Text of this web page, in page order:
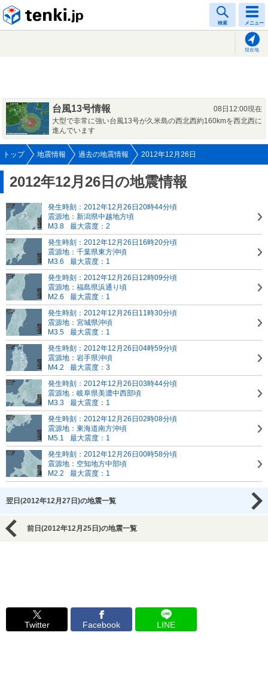
検索 メニュー
現在地
台風13号情報
08日12:00現在
大型で非常に強い台風13号が久米島の西北西約160kmを西北西に
進んでいます
トップ 地震情報 過去の地震情報 2012年12月26日
2012年12月26日の地震情報
発生時刻：2012年12月26日20時44分頃
震源地：新潟県中越地方頃
M3.8
最大震度：2
発生時刻：2012年12月26日16時20分頃
震源地：千葉県東方沖頃
M3.6
最大震度：1
発生時刻：2012年12月26日12時09分頃
震源地：福島県浜通り頃
M2.6
最大震度：1
発生時刻：2012年12月26日11時30分頃
震源地：宮城県沖頃
M3.5
最大震度：1
発生時刻：2012年12月26日04時59分頃
震源地：岩手県沖頃
M4.2
最大震度：3
発生時刻：2012年12月26日03時44分頃
震源地：岐阜県美濃中西部頃
M3.3
最大震度：1
発生時刻：2012年12月26日02時08分頃
震源地：東海道南方沖頃
M5.1
最大震度：1
発生時刻：2012年12月26日00時58分頃
震源地：空知地方中部頃
M2.2
最大震度：1
翌日(2012年12月27日)の地震一覧
前日(2012年12月25日)の地震一覧
Twitter Facebook LINE